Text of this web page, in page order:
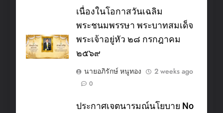
เนื่องในโอกาสวันเฉลิม
พระชนมพรรษา พระบาทสมเด็จ
พระเจ้าอยู่หัว ๒๘ กรกฎาคม
๒๕๖๙
นายอภิรักษ์ หนูทอง
2 weeks ago
0
ประกาศเจตนารมณ์นโยบาย No